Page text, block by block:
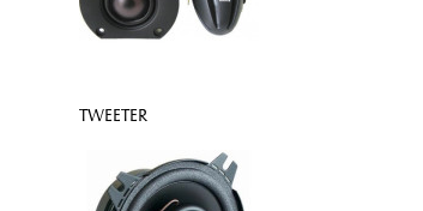
TWEETER